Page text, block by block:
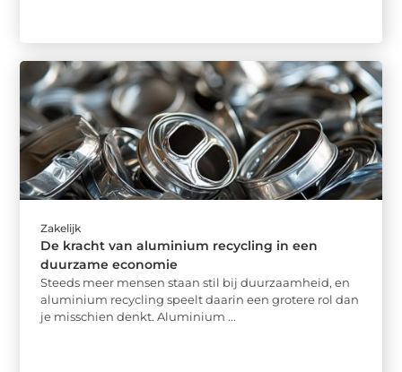
Zakelijk
De kracht van aluminium recycling in een
duurzame economie
Steeds meer mensen staan stil bij duurzaamheid, en
aluminium recycling speelt daarin een grotere rol dan
je misschien denkt. Aluminium ...